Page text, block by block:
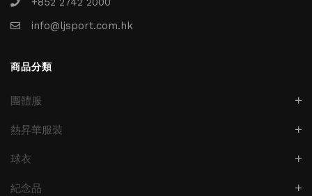
info@ljsport.com.hk
商品分類
團體服
熱昇華服裝
球衣
紀念品